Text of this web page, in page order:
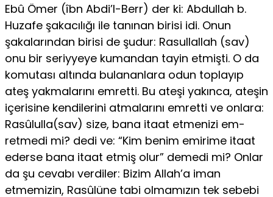
Ebû Ömer (îbn Abdi’l-Berr) der ki: Abdullah b.
Huzafe şakacılığı ile ta­nınan birisi idi. Onun
şakalarından birisi de şudur: Rasullallah (sav)
onu bir seriyyeye kumandan tayin etmişti. O da
komutası altında bulananlara odun toplayıp
ateş yakmalarını emretti. Bu ateşi yakınca, ateşin
içerisine kendile­rini atmalarını emretti ve onlara:
Rasûlulla(sav) size, bana itaat etmenizi em­
retmedi mi? dedi ve: “Kim benim emirime itaat
ederse bana itaat etmiş olur” demedi mi? Onlar
da şu cevabı verdiler: Bizim Allah’a iman
etmemizin, Rasûlüne tabi olmamızın tek sebebi